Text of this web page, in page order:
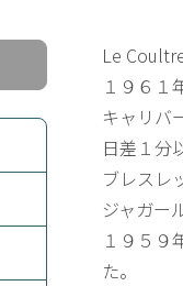
Le
１９６１
キャリバ
日差１分
ブレスレ
ジャガー
１９５９
た。